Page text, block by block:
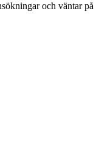
och väntar på